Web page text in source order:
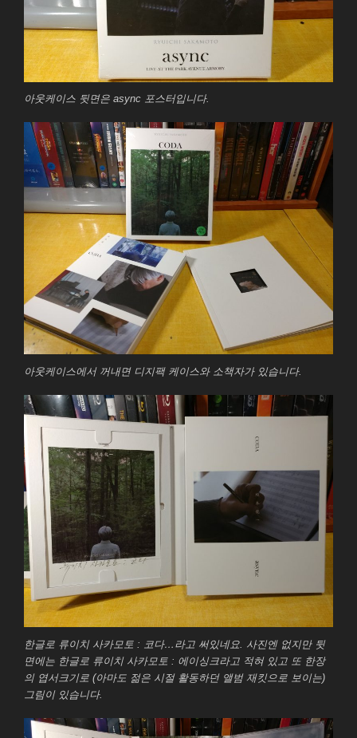
아웃케이스 뒷면은 async 포스터입니다.
아웃케이스에서 꺼내면 디지팩 케이스와 소책자가 있습니다.
한글로 류이치 사카모토 : 코다…라고 써있네요. 사진엔 없지만 뒷
면에는 한글로 류이치 사카모토 : 에이싱크라고 적혀 있고 또 한장
의 엽서크기로 (아마도 젊은 시절 활동하던 앨범 재킷으로 보이는)
그림이 있습니다.